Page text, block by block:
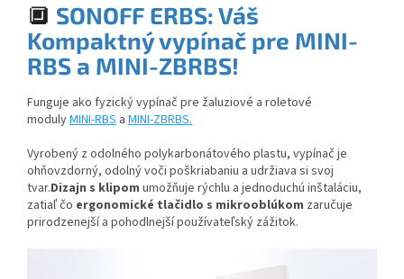
🔲 SONOFF ERBS: Váš
Kompaktný vypínač pre MINI-
RBS a MINI-ZBRBS!
Funguje ako fyzický vypínač pre žaluziové a roletové
modulyMINI-RBS a MINI-ZBRBS.
Vyrobený z odolného polykarbonátového plastu, vypínač je
ohňovzdorný, odolný voči poškriabaniu a udržiava si svoj
tvar.Dizajn s klipom umožňuje rýchlu a jednoduchú inštaláciu,
zatiaľ čo ergonomické tlačidlo s mikrooblúkom zaručuje
prirodzenejší a pohodlnejší používateľský zážitok.